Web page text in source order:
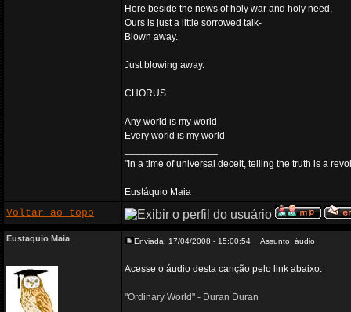
Here beside the news of holy war and holy need,
Ours is just a little sorrowed talk-
Blown away.
Just blowing away.
CHORUS
Any world is my world
Every world is my world
"In a time of universal deceit, telling the truth is a
Eustáquio Maia
Voltar ao topo
Eustaquio Maia Enviada: 17/04/2008 - 15:00:54 Assunto: áudio
Acesse o áudio desta canção pelo link abaixo:
"Ordinary World" - Duran Duran